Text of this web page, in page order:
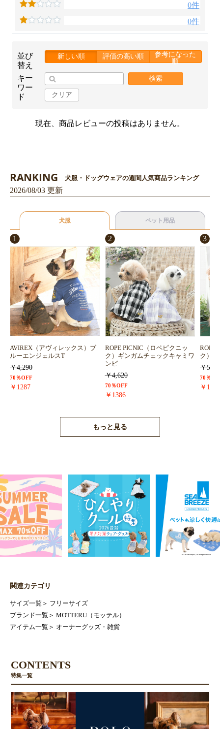
0件
0件
並び
替え
新しい順 評価の高い順
参考になった
順
キー
ワー
ド
検索
クリア
現在、商品レビューの投稿はありません。
RANKING 犬服・ドッグウェアの週間人気商品ランキング
2026/08/03 更新
犬服 ペット用品
1
AVIREX（アヴィレックス）ブ
ルーエンジェルスT
￥4,290
70％OFF
￥1287
2
ROPE PICNIC（ロペピクニッ
ク）ギンガムチェックキャミワ
ンピ
￥4,620
70％OFF
￥1386
3
ROPE
ク）
￥
70％
￥
もっと見る
関連カテゴリ
サイズ一覧 ＞ フリーサイズ
ブランド一覧 ＞ MOTTERU（モッテル）
アイテム一覧 ＞ オーナーグッズ・雑貨
CONTENTS
特集一覧